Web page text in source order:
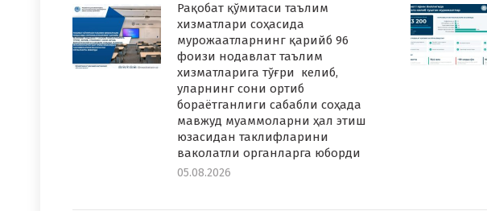
Рақобат қўмитаси таълим
хизматлари соҳасида
мурожаатларнинг қарийб 96
фоизи нодавлат таълим
хизматларига тўғри келиб,
уларнинг сони ортиб
бораётганлиги сабабли соҳада
мавжуд муаммоларни ҳал этиш
юзасидан таклифларини
ваколатли органларга юборди
05.08.2026